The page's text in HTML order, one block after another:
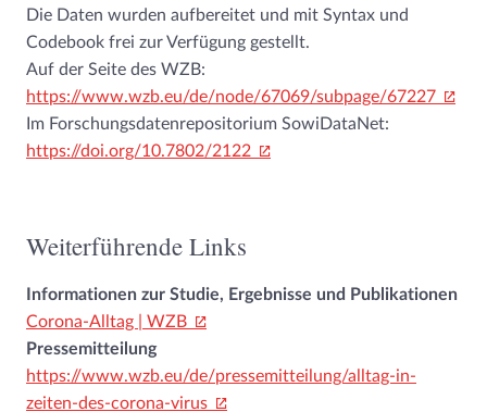
Die Daten wurden aufbereitet und mit Syntax und
Codebook frei zur Verfügung gestellt.
Auf der Seite des WZB:
https://www.wzb.eu/de/node/67069/subpage/67227
Im Forschungsdatenrepositorium SowiDataNet:
https://doi.org/10.7802/2122
Weiterführende Links
Informationen zur Studie, Ergebnisse und Publikationen
Corona-Alltag | WZB
Pressemitteilung
https://www.wzb.eu/de/pressemitteilung/alltag-in-
zeiten-des-corona-virus